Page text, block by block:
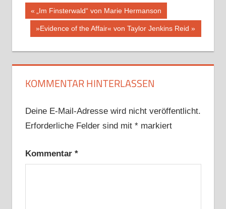
Beitragsnavigation
Vorheriger
Beitrag:
„Im Finsterwald“ von Marie Hermanson
Nächster
»Evidence of the Affair« von Taylor Jenkins Reid
KOMMENTAR HINTERLASSEN
Deine E-Mail-Adresse wird nicht veröffentlicht.
Erforderliche Felder sind mit *markiert
Kommentar *